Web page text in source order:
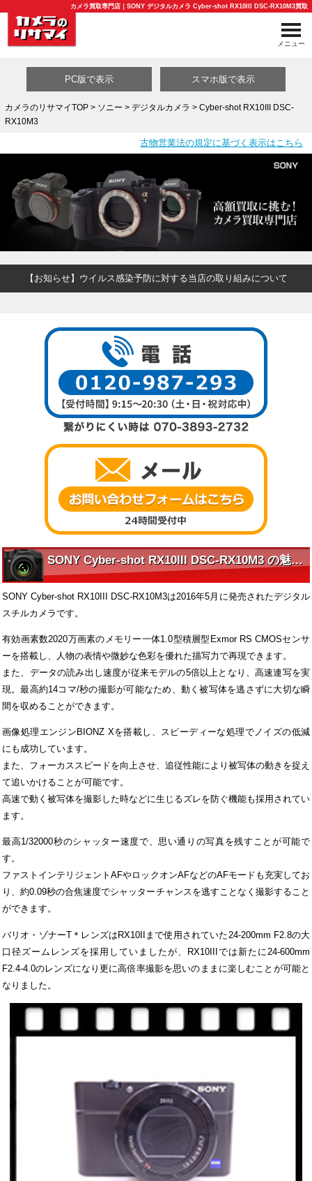
カメラ買取専門店｜SONY デジタルカメラ Cyber-shot RX10III DSC-RX10M3買取
メニュー
PC版で表示 スマホ版で表示
カメラのリサマイTOP> ソニー > デジタルカメラ > Cyber-shot RX10III DSC-
RX10M3
古物営業法の規定に基づく表示はこちら
【お知らせ】ウイルス感染予防に対する当店の取り組みについて
SONY Cyber-shot RX10III DSC-RX10M3 の魅力に迫る
SONY Cyber-shot RX10III DSC-RX10M3は2016年5月に発売されたデジタル
スチルカメラです。
有効画素数2020万画素のメモリー一体1.0型積層型Exmor RS CMOSセンサ
ーを搭載し、人物の表情や微妙な色彩を優れた描写力で再現できます。
また、データの読み出し速度が従来モデルの5倍以上となり、高速連写を実
現。最高約14コマ/秒の撮影が可能なため、動く被写体を逃さずに大切な瞬
間を収めることができます。
画像処理エンジンBIONZ Xを搭載し、スピーディーな処理でノイズの低減
にも成功しています。
また、フォーカススピードを向上させ、追従性能により被写体の動きを捉え
て追いかけることが可能です。
高速で動く被写体を撮影した時などに生じるズレを防ぐ機能も採用されてい
ます。
最高1/32000秒のシャッター速度で、思い通りの写真を残すことが可能で
す。
ファストインテリジェントAFやロックオンAFなどのAFモードも充実してお
り、約0.09秒の合焦速度でシャッターチャンスを逃すことなく撮影すること
ができます。
バリオ・ゾナーT＊レンズはRX10IIまで使用されていた24-200mm F2.8の大
口径ズームレンズを採用していましたが、RX10IIIでは新たに24-600mm
F2.4-4.0のレンズになり更に高倍率撮影を思いのままに楽しむことが可能と
なりました。